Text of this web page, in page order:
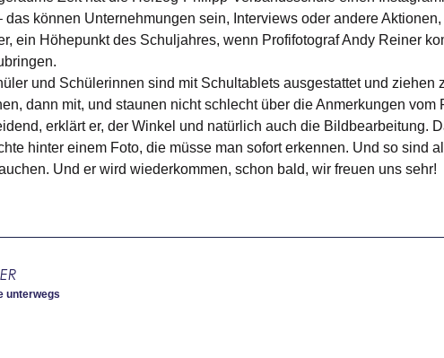
das können Unternehmungen sein, Interviews oder andere
ein Höhepunkt des Schuljahres, wenn Profifotograf Andy Reiner
und Schülerinnen sind mit Schultablets ausgestattet und ziehen
dann mit, und staunen nicht schlecht über die Anmerkungen
erklärt er, der Winkel und natürlich auch die Bildbearbeitung.
hinter einem Foto, die müsse man sofort erkennen. Und so sind
Und er wird wiederkommen, schon bald, wir freuen uns sehr!
unterwegs